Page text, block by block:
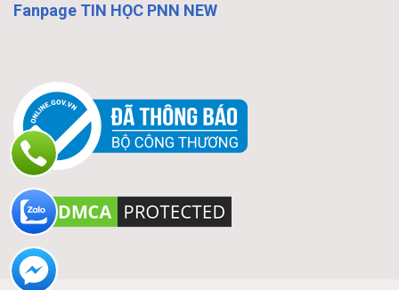
Fanpage TIN HỌC PNN NEW